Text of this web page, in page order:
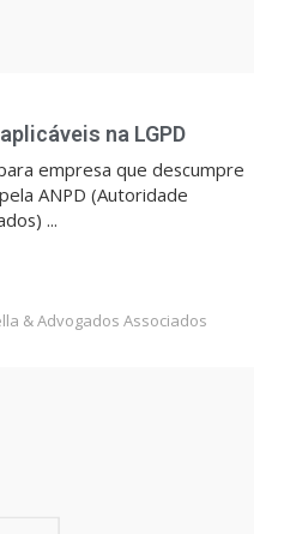
na LGPD
empresa que descumpre
ANPD (Autoridade
...
& Advogados Associados